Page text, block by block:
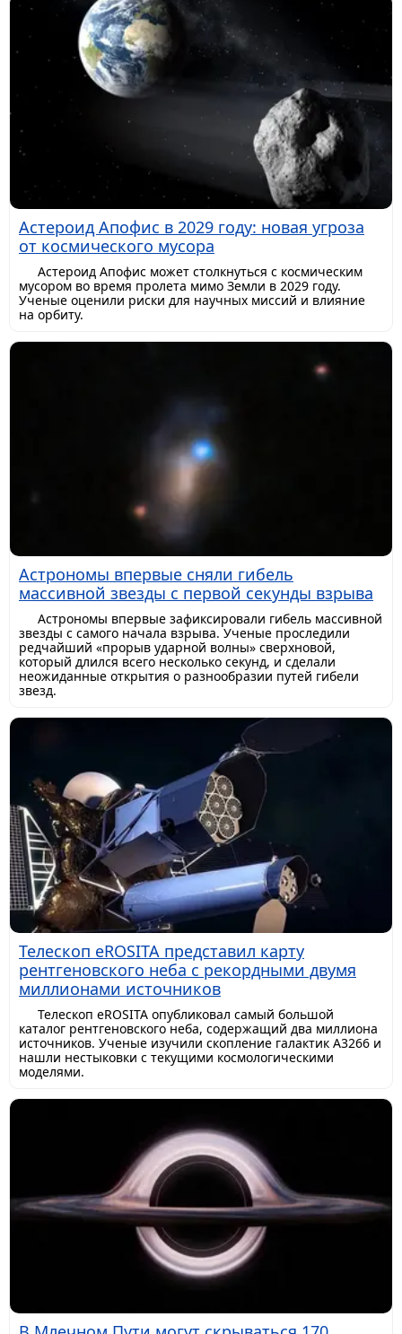
Астероид Апофис в 2029 году: новая угроза
от космического мусора
Астероид Апофис может столкнуться с космическим
мусором во время пролета мимо Земли в 2029 году.
Ученые оценили риски для научных миссий и влияние
на орбиту.
Астрономы впервые сняли гибель
массивной звезды с первой секунды взрыва
Астрономы впервые зафиксировали гибель массивной
звезды с самого начала взрыва. Ученые проследили
редчайший «прорыв ударной волны» сверхновой,
который длился всего несколько секунд, и сделали
неожиданные открытия о разнообразии путей гибели
звезд.
Телескоп eROSITA представил карту
рентгеновского неба с рекордными двумя
миллионами источников
Телескоп eROSITA опубликовал самый большой
каталог рентгеновского неба, содержащий два миллиона
источников. Ученые изучили скопление галактик A3266 и
нашли нестыковки с текущими космологическими
моделями.